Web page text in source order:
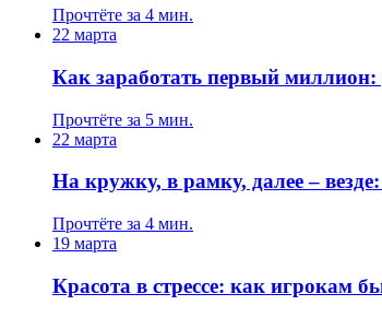
Прочтёте за 4 мин.
22 марта
Как заработать первый
Прочтёте за 5 мин.
22 марта
На кружку, в рамку, далее –
Прочтёте за 4 мин.
19 марта
Красота в стрессе: как игрокам